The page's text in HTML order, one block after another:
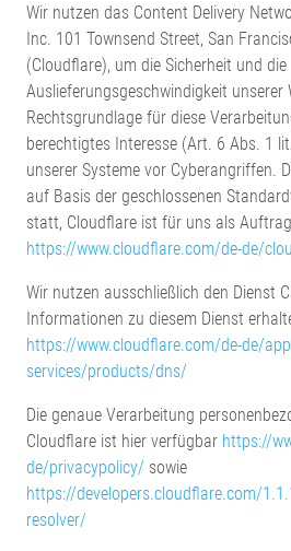
Wir nutzen das Content Delivery
Inc. 101 Townsend Street, San
(Cloudflare), um die Sicherheit und die
Auslieferungsgeschwindigkeit unserer
Rechtsgrundlage für diese
berechtigtes Interesse (Art. 6 Abs. 1
unserer Systeme vor Cyberangriffen.
auf Basis der geschlossenen
statt, Cloudflare ist für uns als
https://www.cloudflare.com/de-de/
Wir nutzen ausschließlich den Dienst
Informationen zu diesem Dienst
https://www.cloudflare.com/de-de/
services/products/dns/
Die genaue Verarbeitung
Cloudflare ist hier verfügbar https://
de/privacypolicy/ sowie
https://developers.cloudflare.com/
resolver/